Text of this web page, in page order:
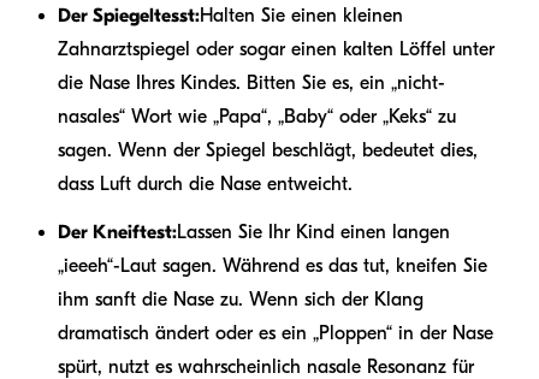
Der Spiegeltesst:Halten Sie einen kleinen
Zahnarztspiegel oder sogar einen kalten Löffel unter
die Nase Ihres Kindes. Bitten Sie es, ein „nicht-
nasales“ Wort wie „Papa“, „Baby“ oder „Keks“ zu
sagen. Wenn der Spiegel beschlägt, bedeutet dies,
dass Luft durch die Nase entweicht.
Der Kneiftest:Lassen Sie Ihr Kind einen langen
„ieeeh“-Laut sagen. Während es das tut, kneifen Sie
ihm sanft die Nase zu. Wenn sich der Klang
dramatisch ändert oder es ein „Ploppen“ in der Nase
spürt, nutzt es wahrscheinlich nasale Resonanz für